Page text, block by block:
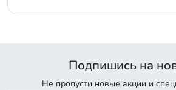
Подпишись на
Не пропусти новые акции и